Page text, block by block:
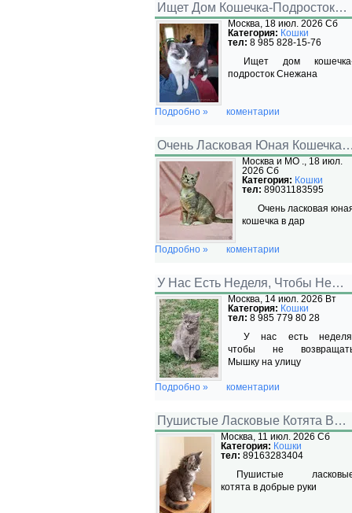
Ищет Дом Кошечка-Подросток…
Москва, 18 июл. 2026 Сб
Категория: Кошки
тел: 8 985 828-15-76
Ищет дом
подросток Снежана
Подробно » коментарии
Очень Ласковая Юная
Москва и МО ., 18 июл.
2026 Сб
Категория: Кошки
тел: 89031183595
Очень ласковая
кошечка в дар
Подробно » коментарии
У Нас Есть Неделя, Чтобы Не…
Москва, 14 июл. 2026 Вт
Категория: Кошки
тел: 8 985 779 80 28
У нас есть
чтобы не
Мышку на улицу
Подробно » коментарии
Пушистые Ласковые Котята В…
Москва, 11 июл. 2026 Сб
Категория: Кошки
тел: 89163283404
Пушистые
котята в добрые руки